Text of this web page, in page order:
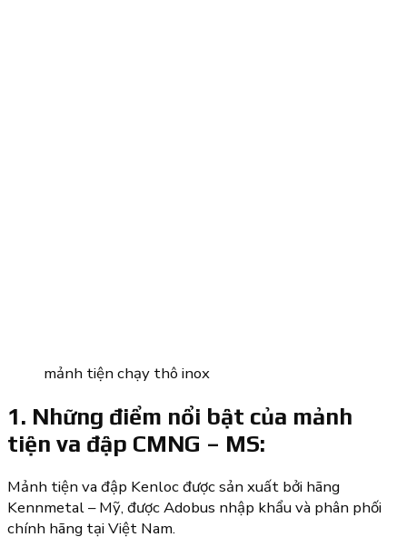
mảnh tiện chạy thô inox
1. Những điểm nổi bật của mảnh
tiện va đập CMNG – MS:
Mảnh tiện va đập Kenloc được sản xuất bởi hãng
Kennmetal – Mỹ, được Adobus nhập khẩu và phân phối
chính hãng tại Việt Nam.